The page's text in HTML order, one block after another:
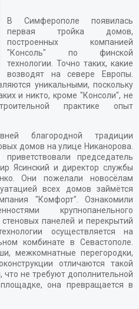
В Симферополе появилась
первая тройка домов,
построенных компанией
"Консоль" по финской
технологии. Точно таких, какие
возводят на севере Европы.
уникальными, поскольку
и никто, кроме "Консоли", не
практике опыт
благородной традиции
домов на улице Никанорова.
председатель
Ясинский и директор службы
Они пожелали новосёлам
всех домов займётся
"Комфорт". Ознакомили
крупнопанельного
панелей и перекрытий
осуществляется на
комбинате в Севастополе.
межкомнатные перегородки,
отличаются такой
что не требуют дополнительной
она превращается в